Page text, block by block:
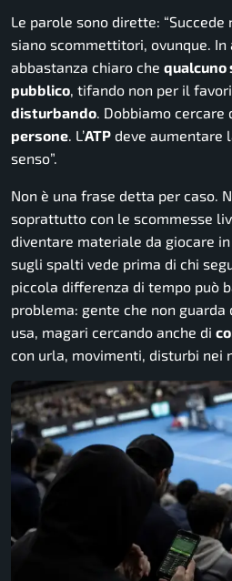
Le parole sono dirette:
siano scommettitori, ovunque.
abbastanza chiaro che qualcuno
pubblico, tifando non per il
disturbando. Dobbiamo cercare
persone. L’ATP deve aumentare
senso”.
Non è una frase detta per caso.
soprattutto con le scommesse
diventare materiale da giocare in
sugli spalti vede prima di chi
piccola differenza di tempo può
problema: gente che non
usa, magari cercando anche di
con urla, movimenti, disturbi nei